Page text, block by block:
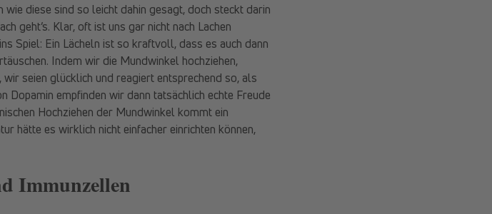
diese sind so leicht dahin gesagt, doch steckt darin
geht’s. Klar, oft ist uns gar nicht nach Lachen
Spiel: Ein Lächeln ist so kraftvoll, dass es auch dann
Indem wir die Mundwinkel hochziehen,
seien glücklich und reagiert entsprechend so, als
Dopamin empfinden wir dann tatsächlich echte Freude
Hochziehen der Mundwinkel kommt ein
hätte es wirklich nicht einfacher einrichten können,
Immunzellen